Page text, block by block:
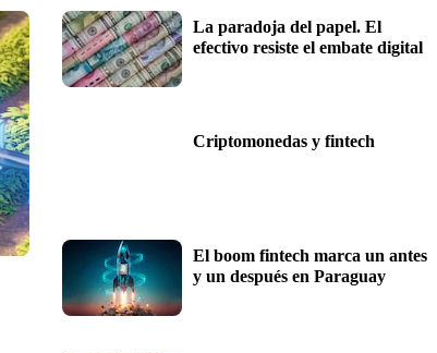
La paradoja del papel. El
Criptomonedas y fintech
El boom fintech marca un antes
y un después en Paraguay